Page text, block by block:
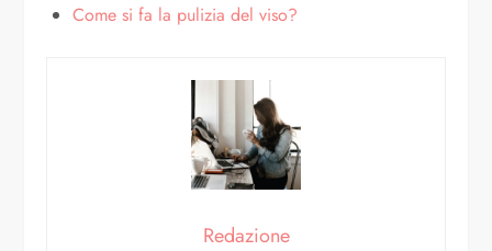
Come si fa la pulizia del viso?
Redazione